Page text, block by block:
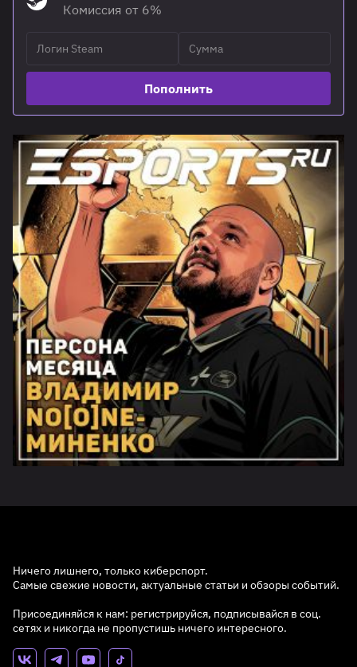
Комиссия от 6%
Пополнить
Ничего лишнего, только киберспорт.
Самые свежие новости, актуальные статьи и обзоры событий.
Присоединяйся к нам: регистрируйся, подписывайся в соц.
сетях и никогда не пропустишь ничего интересного.